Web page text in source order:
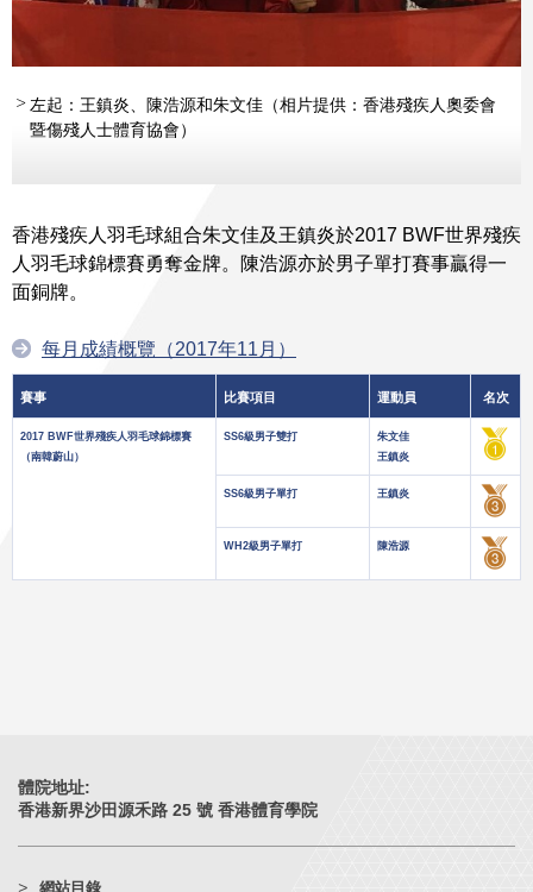
左起：王鎮炎、陳浩源和朱文佳（相片提供：香港殘疾人奧委會
暨傷殘人士體育協會）
香港殘疾人羽毛球組合朱文佳及王鎮炎於2017 BWF世界殘疾
人羽毛球錦標賽勇奪金牌。陳浩源亦於男子單打賽事贏得一
面銅牌。
每月成績概覽（2017年11月）
賽事 比賽項目 運動員 名次
2017 BWF世界殘疾人羽毛球錦標賽
（南韓蔚山）
SS6級男子雙打
朱文佳
王鎮炎
SS6級男子單打 王鎮炎
WH2級男子單打 陳浩源
體院地址:
香港新界沙田源禾路 25 號 香港體育學院
網站目錄